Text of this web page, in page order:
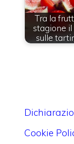
Tra la
stagione il
sulle
Cookie